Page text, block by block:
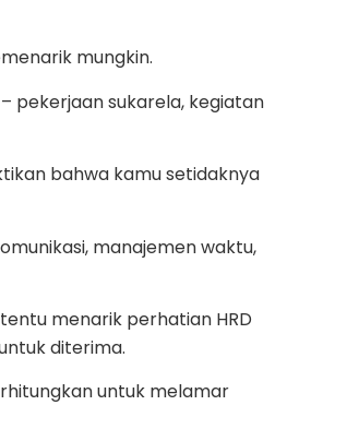
mungkin.
pekerjaan sukarela, kegiatan
bahwa kamu setidaknya
manajemen waktu,
menarik perhatian HRD
diterima.
untuk melamar